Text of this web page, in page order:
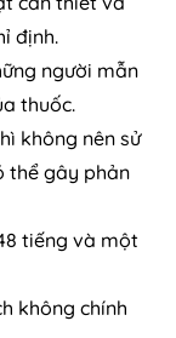
định.
người mẫn
thuốc.
không nên sử
thể gây phản
tiếng và một
không chính